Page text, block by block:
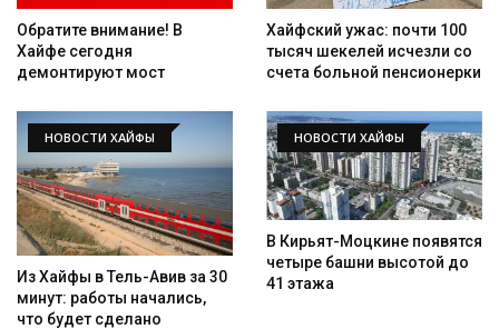
Обратите внимание! В
Хайфе сегодня
демонтируют мост
Хайфский ужас: почти 100
тысяч шекелей исчезли со
счета больной пенсионерки
НОВОСТИ ХАЙФЫ
Из Хайфы в Тель-Авив за 30
минут: работы начались,
что будет сделано
НОВОСТИ ХАЙФЫ
В Кирьят-Моцкине появятся
четыре башни высотой до
41 этажа